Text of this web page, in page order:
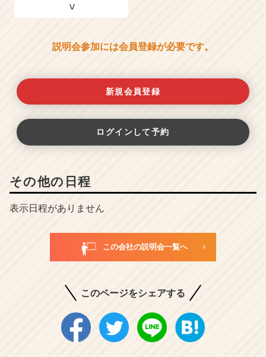
説明会参加には会員登録が必要です。
新規会員登録
ログインして予約
その他の日程
表示日程がありません
この会社の説明会一覧へ
このページをシェアする